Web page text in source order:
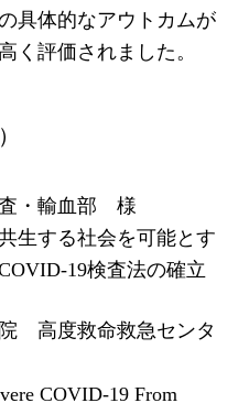
具体的なアウトカムが
く評価されました。
病院
部 様
生する社会を可能とす
19検査法の確立
高度救命救急センタ
COVID-19 From